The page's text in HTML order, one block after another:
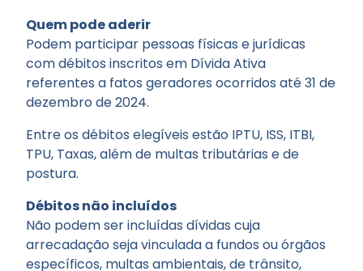
Quem pode aderir
Podem participar pessoas físicas e jurídicas
com débitos inscritos em Dívida Ativa
referentes a fatos geradores ocorridos até 31 de
dezembro de 2024.
Entre os débitos elegíveis estão IPTU, ISS, ITBI,
TPU, Taxas, além de multas tributárias e de
postura.
Débitos não incluídos
Não podem ser incluídas dívidas cuja
arrecadação seja vinculada a fundos ou órgãos
específicos, multas ambientais, de trânsito,